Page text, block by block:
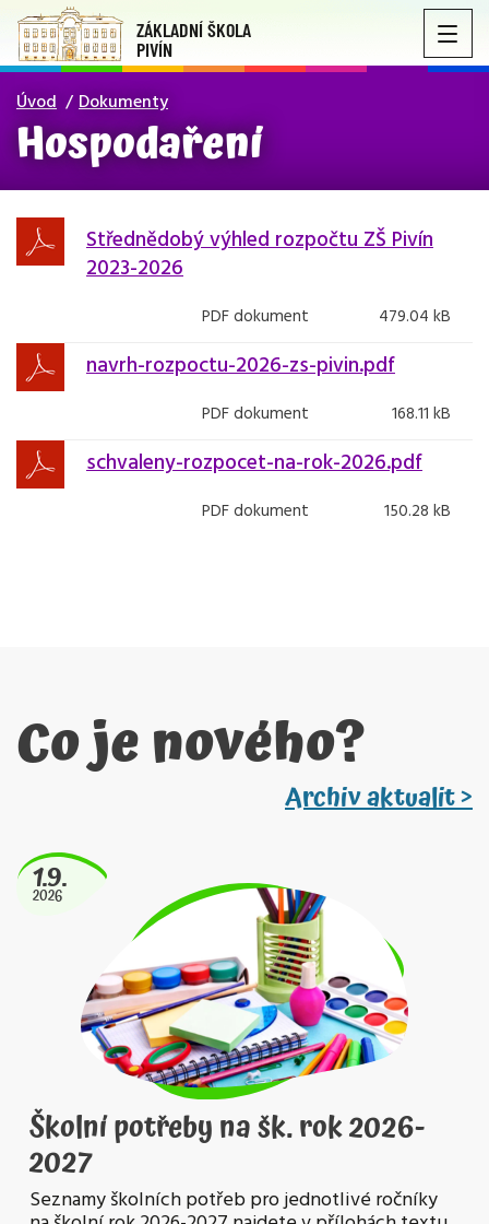
ZÁKLADNÍ ŠKOLA
PIVÍN
Úvod Dokumenty
Hospodaření
Střednědobý výhled rozpočtu ZŠ Pivín
2023-2026
PDF dokument 479.04 kB
navrh-rozpoctu-2026-zs-pivin.pdf
PDF dokument 168.11 kB
schvaleny-rozpocet-na-rok-2026.pdf
PDF dokument 150.28 kB
Co je nového?
Archiv aktualit >
1.9.
2026
Školní potřeby na šk. rok 2026-
2027
Seznamy školních potřeb pro jednotlivé ročníky